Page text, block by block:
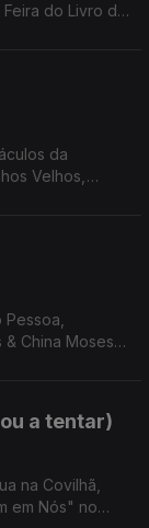
do Livro de
da
Velhos,
& China Moses
a tentar)
na Covilhã,
em Nós" no